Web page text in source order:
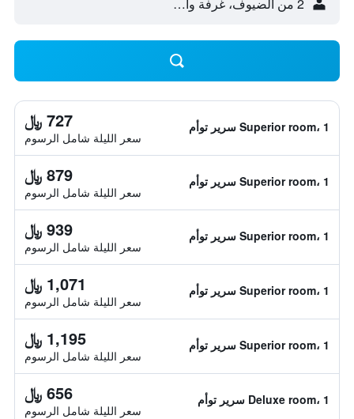
Superior room، 1 سرير توأم 727 ﷼
سعر الليلة شامل الرسوم
Superior room، 1 سرير توأم 879 ﷼
سعر الليلة شامل الرسوم
Superior room، 1 سرير توأم 939 ﷼
سعر الليلة شامل الرسوم
Superior room، 1 سرير توأم 1,071 ﷼
سعر الليلة شامل الرسوم
Superior room، 1 سرير توأم 1,195 ﷼
سعر الليلة شامل الرسوم
Deluxe room، 1 سرير توأم 656 ﷼
سعر الليلة شامل الرسوم